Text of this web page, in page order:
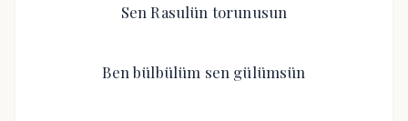
Sen Rasulün torunusun
Ben bülbülüm sen gülümsün